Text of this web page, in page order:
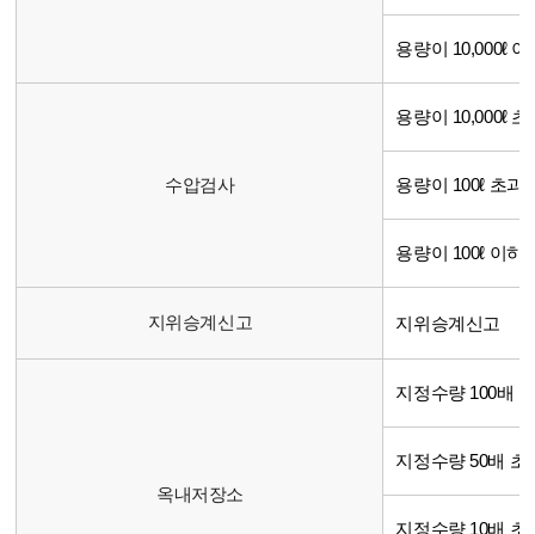
용량이 10,000ℓ
수압검사
용량이 10,000ℓ
용량이 100ℓ 초과
용량이 100ℓ 이하
지위승계신고 지위승계신고
옥내저장소
지정수량 100배
지정수량 50배 초
지정수량 10배 초